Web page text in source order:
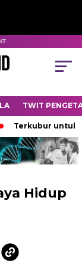
TWIT
untuk
Hidup